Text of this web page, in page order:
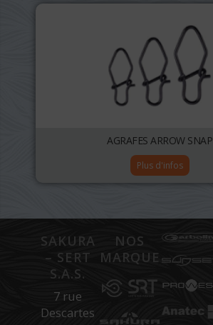
AGRAFES ARROW SNAP
Plus d'infos
SAKURA
– SERT
S.A.S.
7 rue
Descartes
NOS
MARQUES